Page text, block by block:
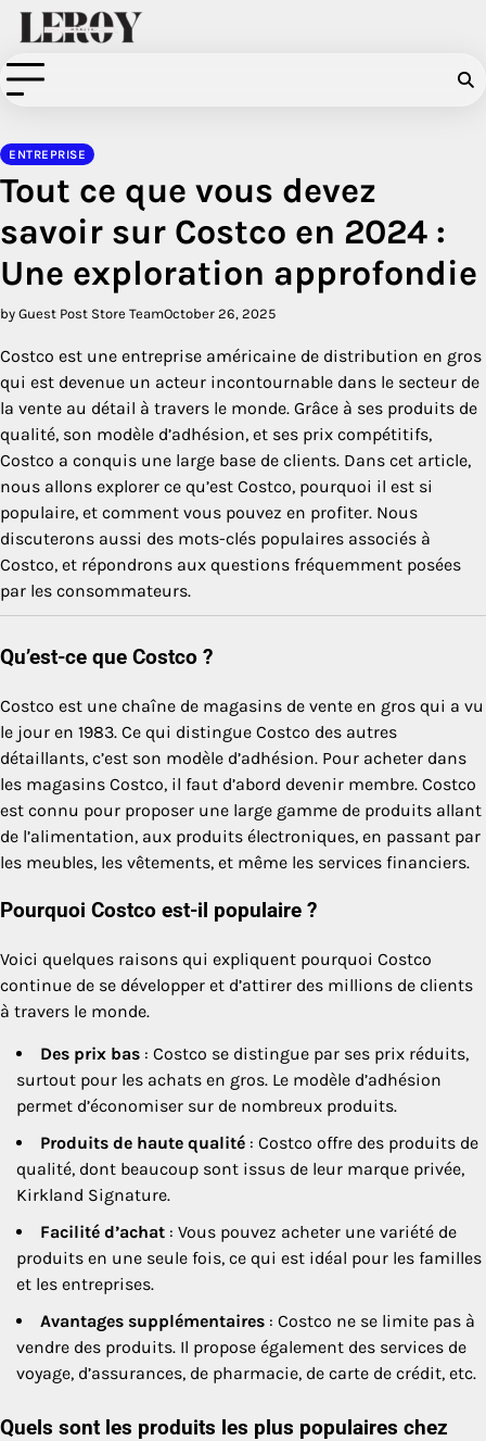
Skip
content
ENTREPRISE
Tout ce que vous devez
savoir sur Costco en 2024 :
Une exploration approfondie
by Guest Post Store TeamOctober 26, 2025
Costco est une entreprise américaine de distribution en gros
qui est devenue un acteur incontournable dans le secteur de
la vente au détail à travers le monde. Grâce à ses produits de
qualité, son modèle d’adhésion, et ses prix compétitifs,
Costco a conquis une large base de clients. Dans cet article,
nous allons explorer ce qu’est Costco, pourquoi il est si
populaire, et comment vous pouvez en profiter. Nous
discuterons aussi des mots-clés populaires associés à
Costco, et répondrons aux questions fréquemment posées
par les consommateurs.
Qu’est-ce que Costco ?
Costco est une chaîne de magasins de vente en gros qui a vu
le jour en 1983. Ce qui distingue Costco des autres
détaillants, c’est son modèle d’adhésion. Pour acheter dans
les magasins Costco, il faut d’abord devenir membre. Costco
est connu pour proposer une large gamme de produits allant
de l’alimentation, aux produits électroniques, en passant par
les meubles, les vêtements, et même les services financiers.
Pourquoi Costco est-il populaire ?
Voici quelques raisons qui expliquent pourquoi Costco
continue de se développer et d’attirer des millions de clients
à travers le monde.
Des prix bas : Costco se distingue par ses prix réduits,
surtout pour les achats en gros. Le modèle d’adhésion
permet d’économiser sur de nombreux produits.
Produits de haute qualité : Costco offre des produits de
qualité, dont beaucoup sont issus de leur marque privée,
Kirkland Signature.
Facilité d’achat : Vous pouvez acheter une variété de
produits en une seule fois, ce qui est idéal pour les familles
et les entreprises.
Avantages supplémentaires : Costco ne se limite pas à
vendre des produits. Il propose également des services de
voyage, d’assurances, de pharmacie, de carte de crédit, etc.
Quels sont les produits les plus populaires chez